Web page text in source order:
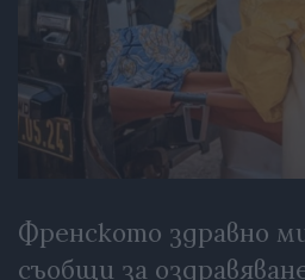
Френското здравно
съобщи за